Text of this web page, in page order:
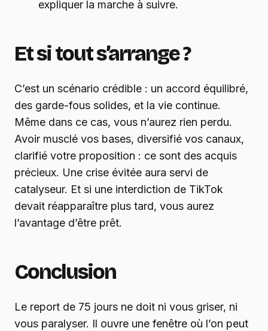
expliquer la marche à suivre.
Et si tout s’arrange ?
C’est un scénario crédible : un accord équilibré,
des garde-fous solides, et la vie continue.
Même dans ce cas, vous n’aurez rien perdu.
Avoir musclé vos bases, diversifié vos canaux,
clarifié votre proposition : ce sont des acquis
précieux. Une crise évitée aura servi de
catalyseur. Et si une interdiction de TikTok
devait réapparaître plus tard, vous aurez
l’avantage d’être prêt.
Conclusion
Le report de 75 jours ne doit ni vous griser, ni
vous paralyser. Il ouvre une fenêtre où l’on peut